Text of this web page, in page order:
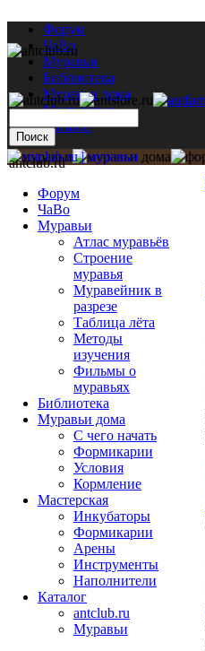
Форум
ЧаВо
Муравьи
Библиотека
Муравьи дома
Мастерская
Каталог
antclub.ru
Форум
ЧаВо
Муравьи
Атлас муравьёв
Строение
муравья
Муравейник в
разрезе
Таблица лёта
Методы
изучения
Фильмы о
муравьях
Библиотека
Муравьи дома
С чего начать
Формикарии
Условия
Кормление
Мастерская
Инкубаторы
Формикарии
Арены
Инструменты
Наполнители
Каталог
antclub.ru
Муравьи